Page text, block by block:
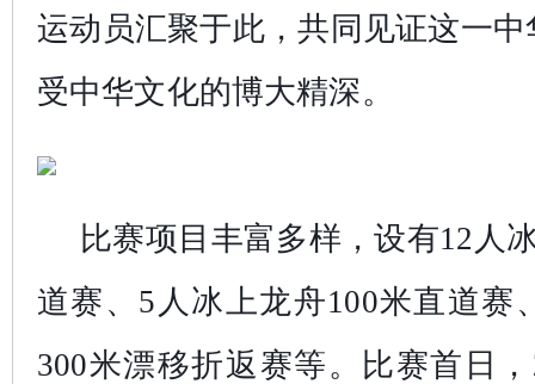
运动员汇聚于此，共同见证这一
受中华文化的博大精深。
比赛项目丰富多样，设有12人
道赛、5人冰上龙舟100米直道赛
300米漂移折返赛等。比赛首日